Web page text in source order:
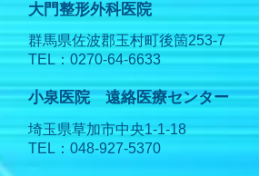
大門整形外科医院
群馬県佐波郡玉村町後箇253-7
TEL：0270-64-6633
小泉医院 遠絡医療センター
埼玉県草加市中央1-1-18
TEL：048-927-5370